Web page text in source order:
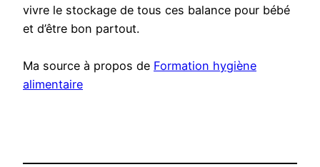
vivre le stockage de tous ces balance pour bébé
et d’être bon partout.
Ma source à propos de Formation hygiène
alimentaire